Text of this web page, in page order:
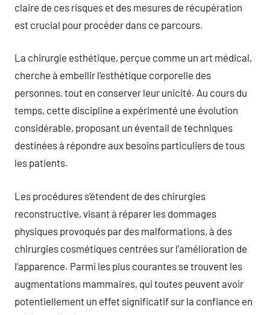
claire de ces risques et des mesures de récupération
est crucial pour procéder dans ce parcours.
La chirurgie esthétique, perçue comme un art médical,
cherche à embellir l’esthétique corporelle des
personnes, tout en conserver leur unicité. Au cours du
temps, cette discipline a expérimenté une évolution
considérable, proposant un éventail de techniques
destinées à répondre aux besoins particuliers de tous
les patients.
Les procédures s’étendent de des chirurgies
reconstructive, visant à réparer les dommages
physiques provoqués par des malformations, à des
chirurgies cosmétiques centrées sur l’amélioration de
l’apparence. Parmi les plus courantes se trouvent les
augmentations mammaires, qui toutes peuvent avoir
potentiellement un effet significatif sur la confiance en